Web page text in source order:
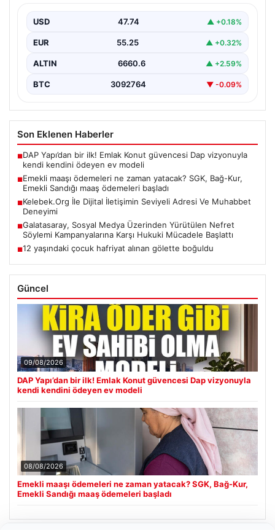
USD 47.74 ▲ +0.18%
EUR 55.25 ▲ +0.32%
ALTIN 6660.6 ▲ +2.59%
BTC 3092764 ▼ -0.09%
Son Eklenen Haberler
■DAP Yapı’dan bir ilk! Emlak Konut güvencesi Dap vizyonuyla
kendi kendini ödeyen ev modeli
■Emekli maaşı ödemeleri ne zaman yatacak? SGK, Bağ-Kur,
Emekli Sandığı maaş ödemeleri başladı
■Kelebek.Org İle Dijital İletişimin Seviyeli Adresi Ve Muhabbet
Deneyimi
■Galatasaray, Sosyal Medya Üzerinden Yürütülen Nefret
Söylemi Kampanyalarına Karşı Hukuki Mücadele Başlattı
■12 yaşındaki çocuk hafriyat alınan gölette boğuldu
Güncel
09/08/2026
DAP Yapı’dan bir ilk! Emlak Konut güvencesi Dap vizyonuyla
kendi kendini ödeyen ev modeli
08/08/2026
Emekli maaşı ödemeleri ne zaman yatacak? SGK, Bağ-Kur,
Emekli Sandığı maaş ödemeleri başladı